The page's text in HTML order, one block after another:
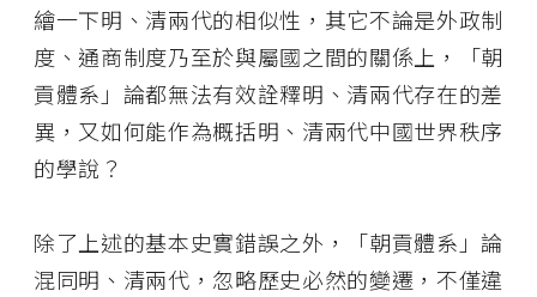
繪一下明、清兩代的相似性，其它不論是外政制
度、通商制度乃至於與屬國之間的關係上，「朝
貢體系」論都無法有效詮釋明、清兩代存在的差
異，又如何能作為概括明、清兩代中國世界秩序
的學說？
除了上述的基本史實錯誤之外，「朝貢體系」論
混同明、清兩代，忽略歷史必然的變遷，不僅違